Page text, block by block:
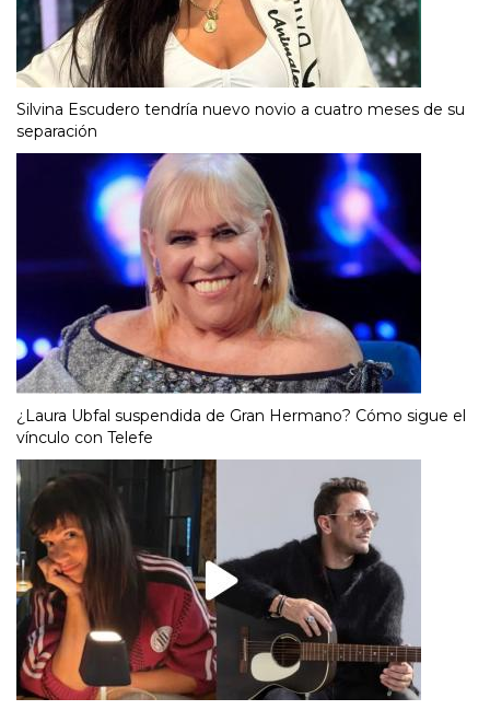
Silvina Escudero tendría nuevo novio a cuatro meses de su
separación
¿Laura Ubfal suspendida de Gran Hermano? Cómo sigue el
vínculo con Telefe